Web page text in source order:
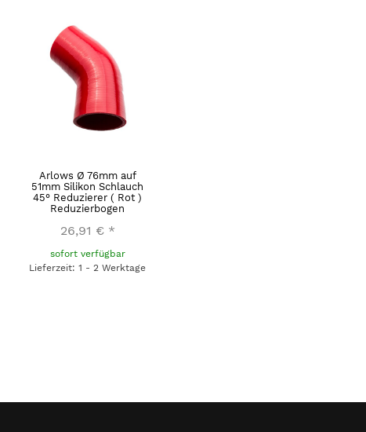
Arlows Ø 76mm auf
51mm Silikon Schlauch
45° Reduzierer ( Rot )
Reduzierbogen
26,91 € *
sofort verfügbar
Lieferzeit: 1 - 2 Werktage